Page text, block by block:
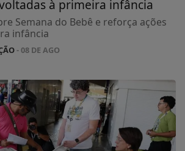
à primeira infância
Semana do Bebê e reforça ações
infância
- 08 DE AGO